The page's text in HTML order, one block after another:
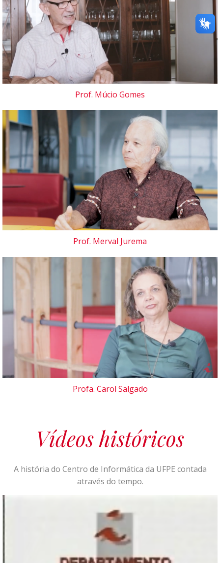
Prof. Múcio Gomes
Prof. Merval Jurema
Profa. Carol Salgado
Vídeos históricos
A história do Centro de Informática da UFPE contada
através do tempo.